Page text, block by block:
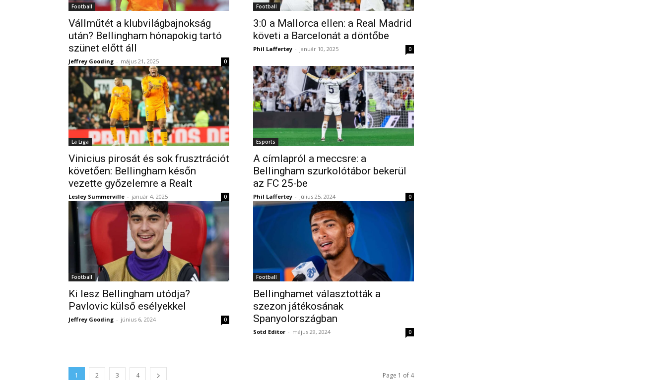
Football
Vállműtét a klubvilágbajnokság
után? Bellingham hónapokig tartó
szünet előtt áll
Jeffrey Gooding - május 21, 2025 0
Football
3:0 a Mallorca ellen: a Real Madrid
követi a Barcelonát a döntőbe
Phil Laffertey - január 10, 2025 0
La Liga
Vinicius pirosát és sok frusztrációt
követően: Bellingham későn
vezette győzelemre a Realt
Lesley Summerville - január 4, 2025 0
Esports
A címlapról a meccsre: a
Bellingham szurkolótábor bekerül
az FC 25-be
Phil Laffertey - július 25, 2024 0
Football
Ki lesz Bellingham utódja?
Pavlovic külső esélyekkel
Jeffrey Gooding - június 6, 2024 0
Football
Bellinghamet választották a
szezon játékosának
Spanyolországban
Sotd Editor - május 29, 2024 0
1 2 3 4 Page 1 of 4